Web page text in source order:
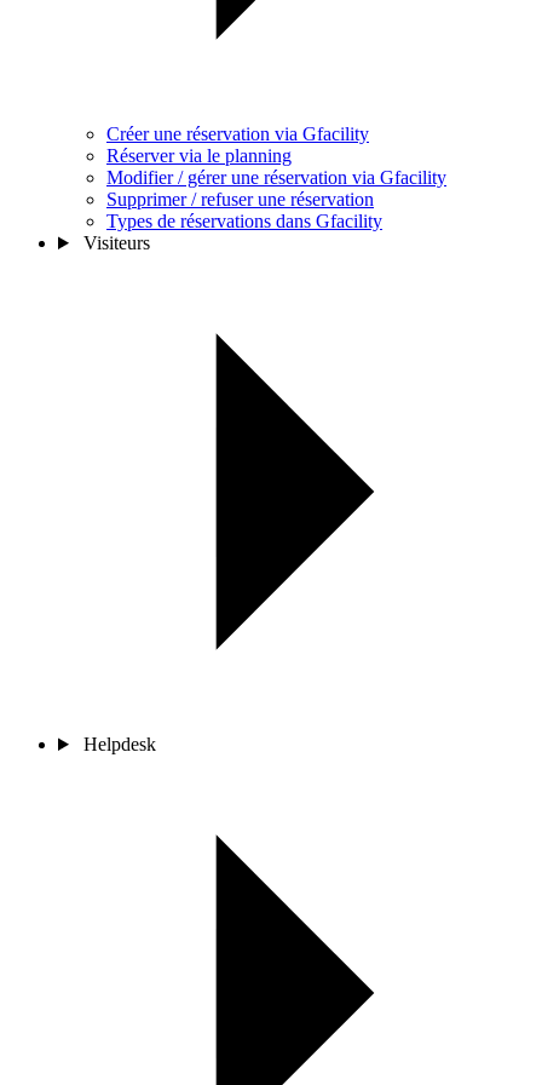
Créer une réservation via Gfacility
Réserver via le planning
Modifier / gérer une réservation via Gfacility
Supprimer / refuser une réservation
Types de réservations dans Gfacility
Visiteurs
Helpdesk